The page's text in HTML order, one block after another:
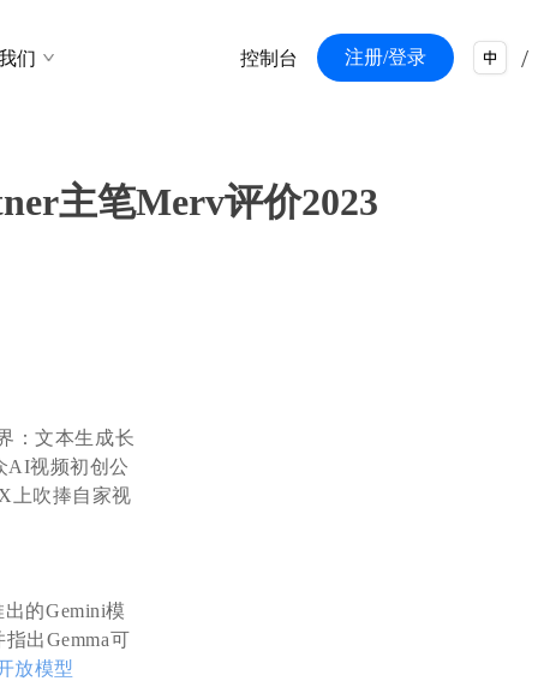
控制台 注册/登录 /
们
主笔Merv评价2023
：文本生成长
AI视频初创公
上吹捧自家视
的Gemini模
出Gemma可
放模型